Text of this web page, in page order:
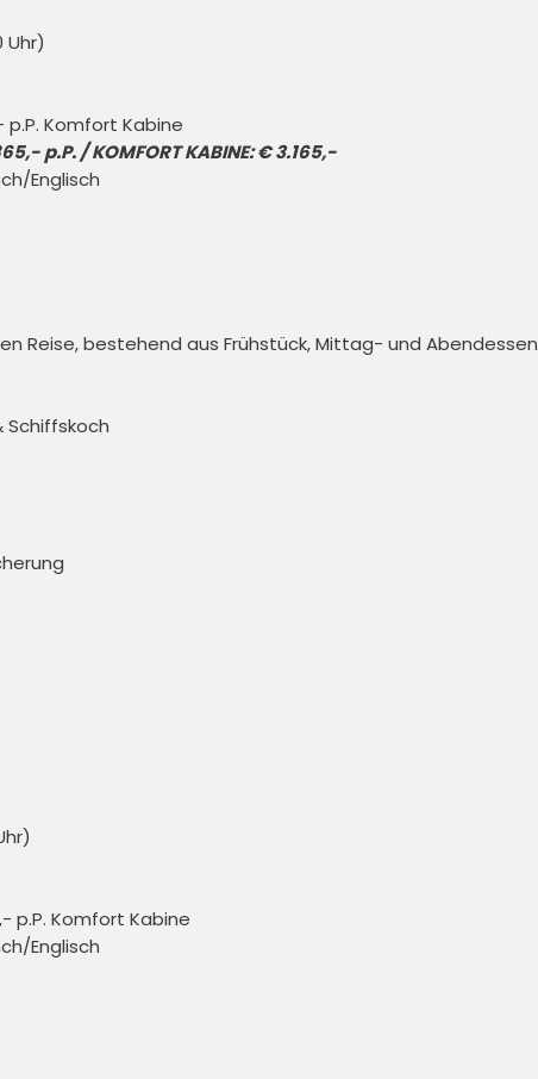
Uhr)
p.P. / KOMFORT KABINE: € 3.165,-
Englisch
Reise, bestehend aus Frühstück, Mittag- und
Schiffskoch
p.P. Komfort Kabine
Englisch